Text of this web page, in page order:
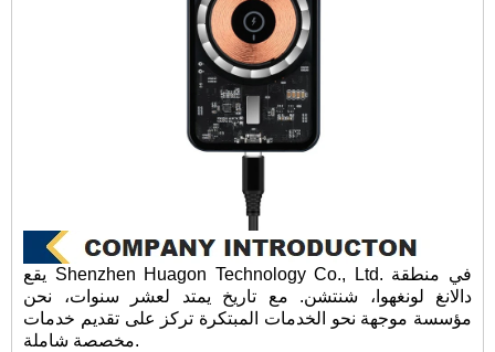
يقع Shenzhen Huagon Technology Co., Ltd. في منطقة
دالانغ لونغهوا، شنتشن. مع تاريخ يمتد لعشر سنوات، نحن
مؤسسة موجهة نحو الخدمات المبتكرة تركز على تقديم خدمات
مخصصة شاملة.